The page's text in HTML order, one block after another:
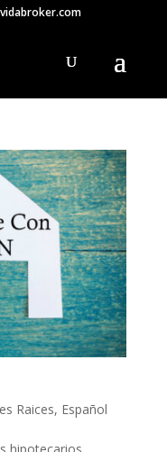
Raices, Español